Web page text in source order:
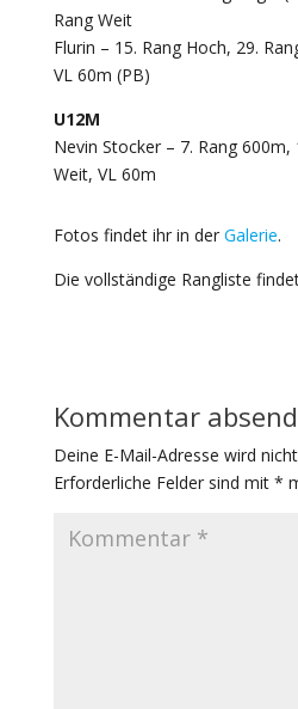
Rang Weit
Flurin – 15. Rang Hoch, 29.
VL 60m (PB)
U12M
Nevin Stocker – 7. Rang 600m,
Weit, VL 60m
Fotos findet ihr in der Galerie.
Die vollständige Rangliste
Kommentar
Deine E-Mail-Adresse wird
Erforderliche Felder sind mit *